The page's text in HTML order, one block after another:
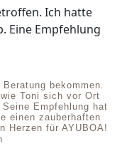
bekommen.
Toni sich vor Ort
Empfehlung hat
einen zauberhaften
Herzen für AYUBOA!